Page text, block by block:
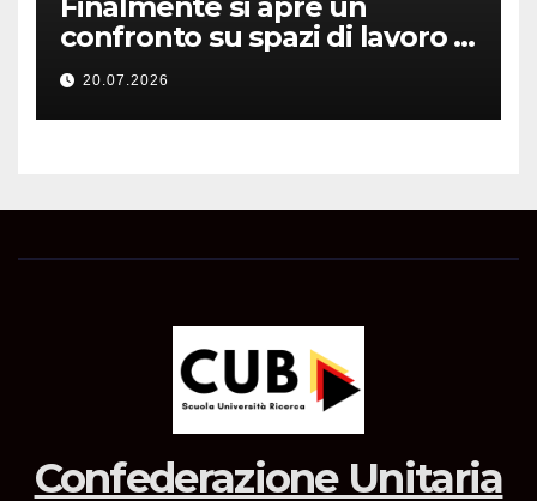
confronto su spazi di lavoro e
dotazioni
20.07.2026
Confederazione Unitaria